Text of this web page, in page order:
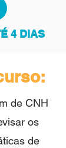
4 DIAS
de CNH
os
de